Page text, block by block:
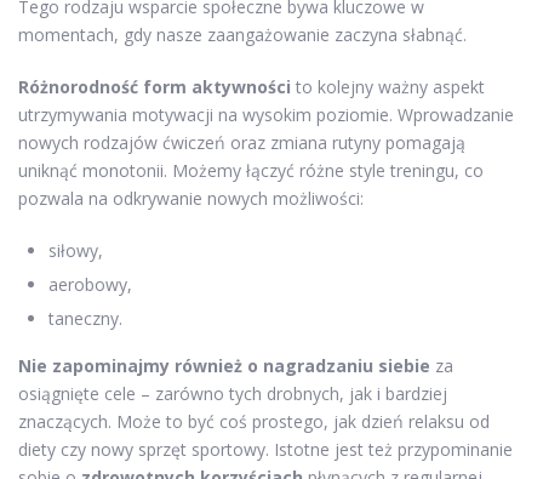
Tego rodzaju wsparcie społeczne bywa kluczowe w
momentach, gdy nasze zaangażowanie zaczyna słabnąć.
Różnorodność form aktywności to kolejny ważny aspekt
utrzymywania motywacji na wysokim poziomie. Wprowadzanie
nowych rodzajów ćwiczeń oraz zmiana rutyny pomagają
uniknąć monotonii. Możemy łączyć różne style treningu, co
pozwala na odkrywanie nowych możliwości:
siłowy,
aerobowy,
taneczny.
Nie zapominajmy również o nagradzaniu siebie za
osiągnięte cele – zarówno tych drobnych, jak i bardziej
znaczących. Może to być coś prostego, jak dzień relaksu od
diety czy nowy sprzęt sportowy. Istotne jest też przypominanie